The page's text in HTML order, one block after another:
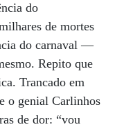
do
de mortes
do carnaval —
Repito que
Trancado em
o genial Carlinhos
de dor: “vou